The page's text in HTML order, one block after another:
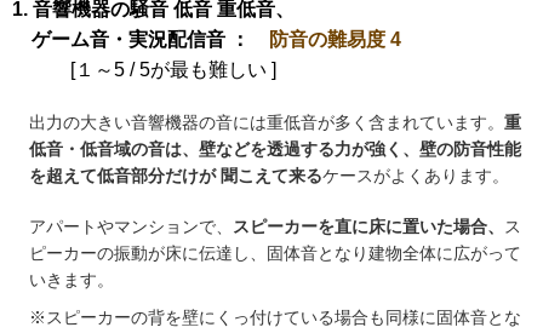
1. 音響機器の騒音 低音 重低音、
ゲーム音・実況配信音 ：
防音の難易度 4
[１～5 / 5が最も難しい ]
出力の大きい音響機器の音には重低音が多く含まれています。 重
低音・低音域の音は、壁などを透過する力が強く、壁の防音性能
を超えて低音部分だけが 聞こえて来るケースがよくあります。
アパートやマンションで、 スピーカーを直に床に置いた場合、 ス
ピーカーの振動が床に伝達し、固体音となり建物全体に広がって
いきます。
※スピーカーの背を壁にくっ付けている場合も同様に固体音とな